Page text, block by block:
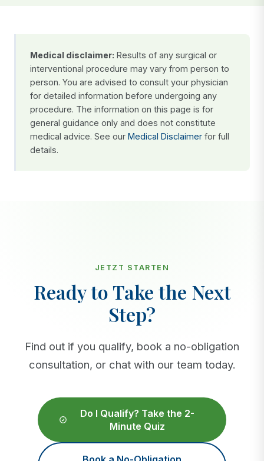
Medical disclaimer: Results of any surgical or
interventional procedure may vary from person to
person. You are advised to consult your physician
for detailed information before undergoing any
procedure. The information on this page is for
general guidance only and does not constitute
medical advice. See our Medical Disclaimer for full
details.
JETZT STARTEN
Ready to Take the Next
Step?
Find out if you qualify, book a no-obligation
consultation, or chat with our team today.
Do I Qualify? Take the 2-
Minute Quiz